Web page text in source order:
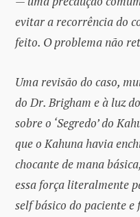
evitar a recorrência do
feito. O problema não
Uma revisão do caso,
do Dr. Brigham e à luz
sobre o ‘Segredo’ do
que o Kahuna havia
chocante de mana
essa força literalmente
self básico do paciente